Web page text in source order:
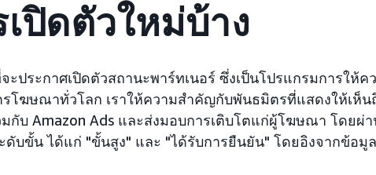
ปิดตัวใหม่บ้าง
ะประกาศเปิดตัวสถานะพาร์ทเนอร์ ซึ่งเป็นโปรแกรมการให้
โฆษณาทั่วโลก เราให้ความสำคัญกับพันธมิตรที่แสดงให้เห็น
กับ Amazon Ads และส่งมอบการเติบโตแก่ผู้โฆษณา โดยผ่า
ดับขั้น ได้แก่ "ขั้นสูง" และ "ได้รับการยืนยัน" โดยอิงจากข้อมู